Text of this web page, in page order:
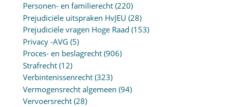
Personen- en familierecht(220)
Prejudiciële uitspraken HvJEU (28)
Prejudiciële vragen Hoge Raad (153)
Privacy -AVG (5)
Proces- en beslagrecht(906)
Strafrecht(12)
Verbintenissenrecht(323)
Vermogensrecht algemeen (94)
Vervoersrecht(28)